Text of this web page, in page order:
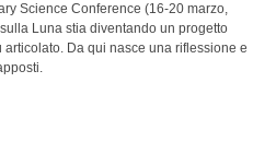
Science Conference (16-20 marzo,
Luna stia diventando un progetto
Da qui nasce una riflessione e